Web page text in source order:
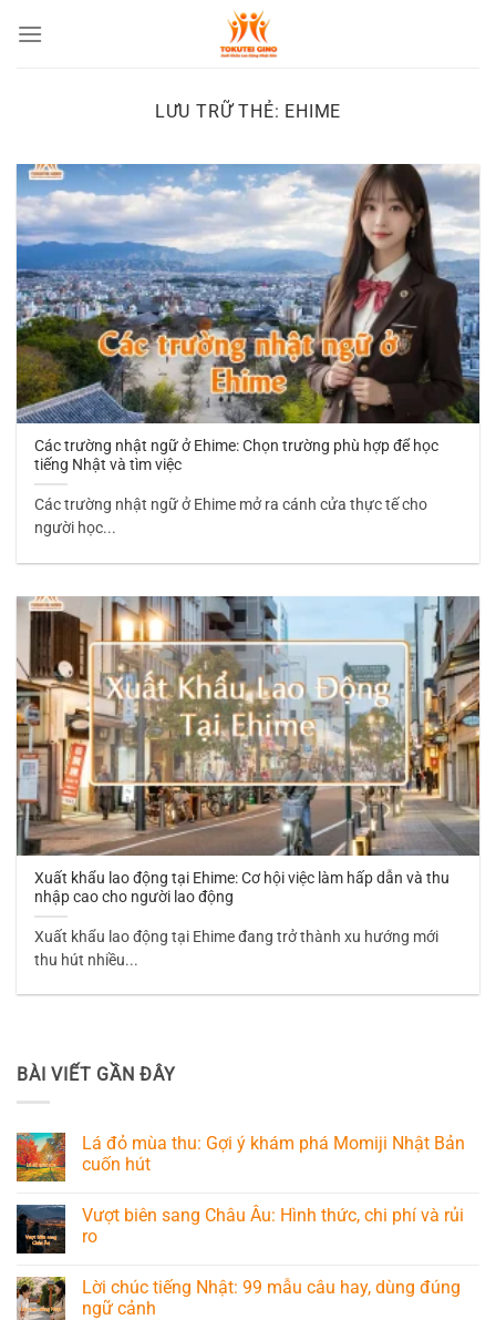
đến
LƯU TRỮ THẺ: EHIME
Các trường nhật ngữ ở Ehime: Chọn trường phù hợp để học
tiếng Nhật và tìm việc
Các trường nhật ngữ ở Ehime mở ra cánh cửa thực tế cho
người học...
Xuất khẩu lao động tại Ehime: Cơ hội việc làm hấp dẫn và thu
nhập cao cho người lao động
Xuất khẩu lao động tại Ehime đang trở thành xu hướng mới
thu hút nhiều...
BÀI VIẾT GẦN ĐÂY
Lá đỏ mùa thu: Gợi ý khám phá Momiji Nhật Bản
cuốn hút
Vượt biên sang Châu Âu: Hình thức, chi phí và rủi
ro
Lời chúc tiếng Nhật: 99 mẫu câu hay, dùng đúng
ngữ cảnh